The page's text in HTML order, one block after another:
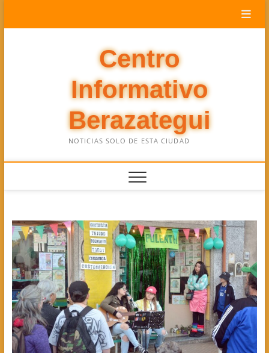
Centro
Informativo
Berazategui
NOTICIAS SOLO DE ESTA CIUDAD